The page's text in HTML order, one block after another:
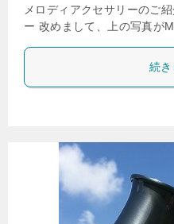
メロディアクセサリーのご
ー 改めまして、上の写真が
続